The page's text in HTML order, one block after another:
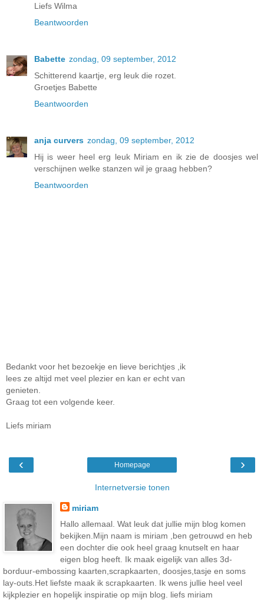
Liefs Wilma
Beantwoorden
Babette zondag, 09 september, 2012
Schitterend kaartje, erg leuk die rozet.
Groetjes Babette
Beantwoorden
anja curvers zondag, 09 september, 2012
Hij is weer heel erg leuk Miriam en ik zie de doosjes wel
verschijnen welke stanzen wil je graag hebben?
Beantwoorden
Bedankt voor het bezoekje en lieve berichtjes ,ik
lees ze altijd met veel plezier en kan er echt van
genieten.
Graag tot een volgende keer.
Liefs miriam
‹ ›
Homepage
Internetversie tonen
miriam
Hallo allemaal. Wat leuk dat jullie mijn blog komen
bekijken.Mijn naam is miriam ,ben getrouwd en heb
een dochter die ook heel graag knutselt en haar
eigen blog heeft. Ik maak eigelijk van alles 3d-
borduur-embossing kaarten,scrapkaarten, doosjes,tasje en soms
lay-outs.Het liefste maak ik scrapkaarten. Ik wens jullie heel veel
kijkplezier en hopelijk inspiratie op mijn blog. liefs miriam